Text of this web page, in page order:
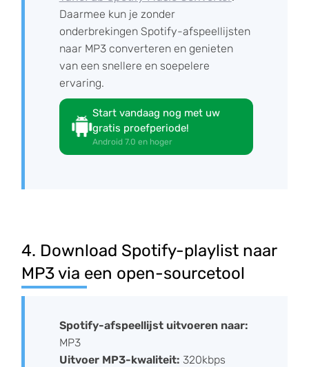
Daarmee kun je zonder
onderbrekingen Spotify-afspeellijsten
naar MP3 converteren en genieten
van een snellere en soepelere
ervaring.
Start vandaag nog met uw
gratis proefperiode!
Android 7.0 en hoger
4. Download Spotify-playlist naar
MP3 via een open-sourcetool
Spotify-afspeellijst uitvoeren naar:
MP3
Uitvoer MP3-kwaliteit: 320kbps